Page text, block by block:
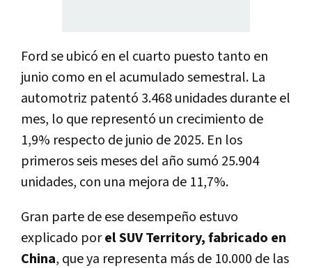
Ford se ubicó en el cuarto puesto tanto en
junio como en el acumulado semestral. La
automotriz patentó 3.468 unidades durante el
mes, lo que representó un crecimiento de
1,9% respecto de junio de 2025. En los
primeros seis meses del año sumó 25.904
unidades, con una mejora de 11,7%.
Gran parte de ese desempeño estuvo
explicado porel SUV Territory, fabricado en
China, que ya representa más de 10.000 de las